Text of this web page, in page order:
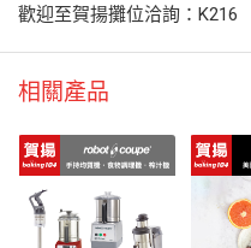
歡迎至賀揚攤位洽詢：K216
相關產品